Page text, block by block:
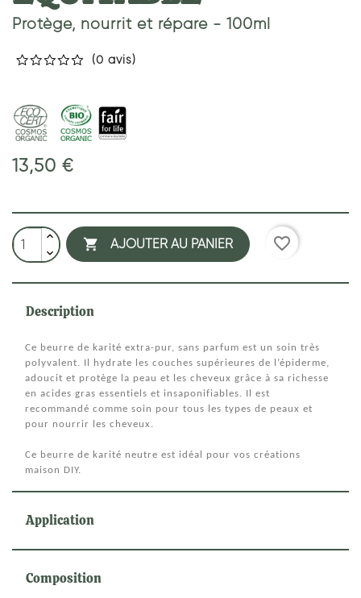
Protège, nourrit et répare - 100ml
(0 avis)
13,50 €
 AJOUTER AU PANIER favorite_border
Description
Ce beurre de karité extra-pur, sans parfum est un soin très
polyvalent. Il hydrate les couches supérieures de l’épiderme,
adoucit et protège la peau et les cheveux grâce à sa richesse
en acides gras essentiels et insaponifiables. Il est
recommandé comme soin pour tous les types de peaux et
pour nourrir les cheveux.
Ce beurre de karité neutre est idéal pour vos créations
maison DIY.
Application
Composition